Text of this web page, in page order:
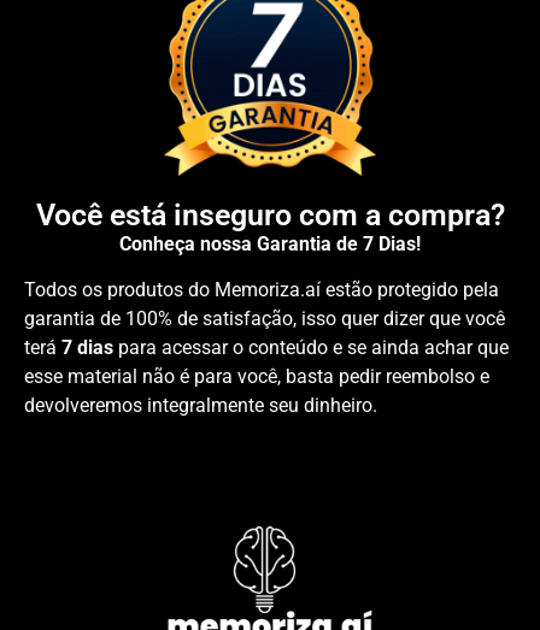
Você está inseguro com a compra?
Conheça nossa Garantia de 7 Dias!
Todos os produtos do Memoriza.aí estão protegido pela
garantia de 100% de satisfação, isso quer dizer que você
terá 7 dias para acessar o conteúdo e se ainda achar que
esse material não é para você, basta pedir reembolso e
devolveremos integralmente seu dinheiro.